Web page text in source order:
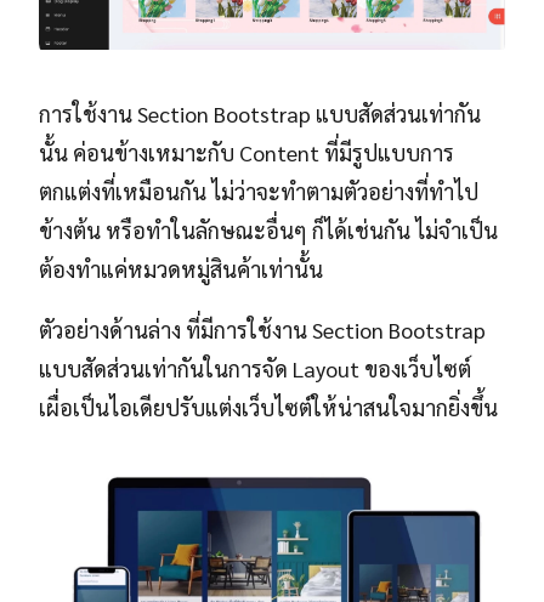
การใช้งาน Section Bootstrap แบบสัดส่วนเท่ากัน
นั้น ค่อนข้างเหมาะกับ Content ที่มีรูปแบบการ
ตกแต่งที่เหมือนกัน ไม่ว่าจะทำตามตัวอย่างที่ทำไป
ข้างต้น หรือทำในลักษณะอื่นๆ ก็ได้เช่นกัน ไม่จำเป็น
ต้องทำแค่หมวดหมู่สินค้าเท่านั้น
ตัวอย่างด้านล่าง ที่มีการใช้งาน Section Bootstrap
แบบสัดส่วนเท่ากันในการจัด Layout ของเว็บไซต์
เผื่อเป็นไอเดียปรับแต่งเว็บไซต์ให้น่าสนใจมากยิ่งขึ้น